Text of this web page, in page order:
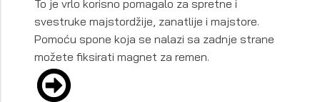
To je vrlo korisno pomagalo za spretne i
svestruke majstordžije, zanatlije i majstore.
Pomoću spone koja se nalazi sa zadnje strane
možete fiksirati magnet za remen.